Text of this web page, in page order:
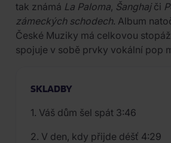
tak známá La Paloma, Šanghajči
zámeckých schodech. Album
České Muziky má celkovou
spojuje v sobě prvky vokální pop
SKLADBY
1. Váš dům šel spát 3:46
2. V den, kdy přijde déšť 4:29